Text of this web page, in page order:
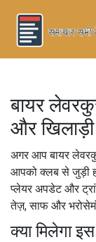
बायर
और
अगर आप बायर
आपको क्लब से जुड़ी
प्लेयर अपडेट और
तेज़, साफ और
क्या मिलेगा